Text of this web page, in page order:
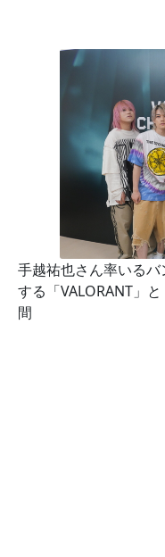
手越祐也さん率いる
する「VALORANT」
間